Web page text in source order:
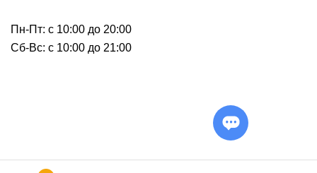
Пн-Пт: с 10:00 до 20:00
Сб-Вс: с 10:00 до 21:00